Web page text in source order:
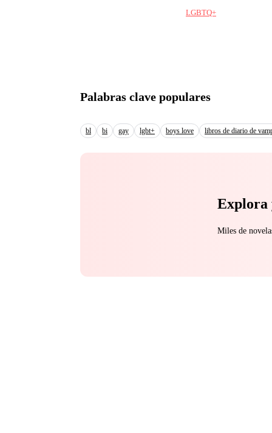
prolema foi ter se
LGBTQ+
Palabras clave populares
bl bi gay lgbt+ boys love libros de diario de
Explora
Miles de